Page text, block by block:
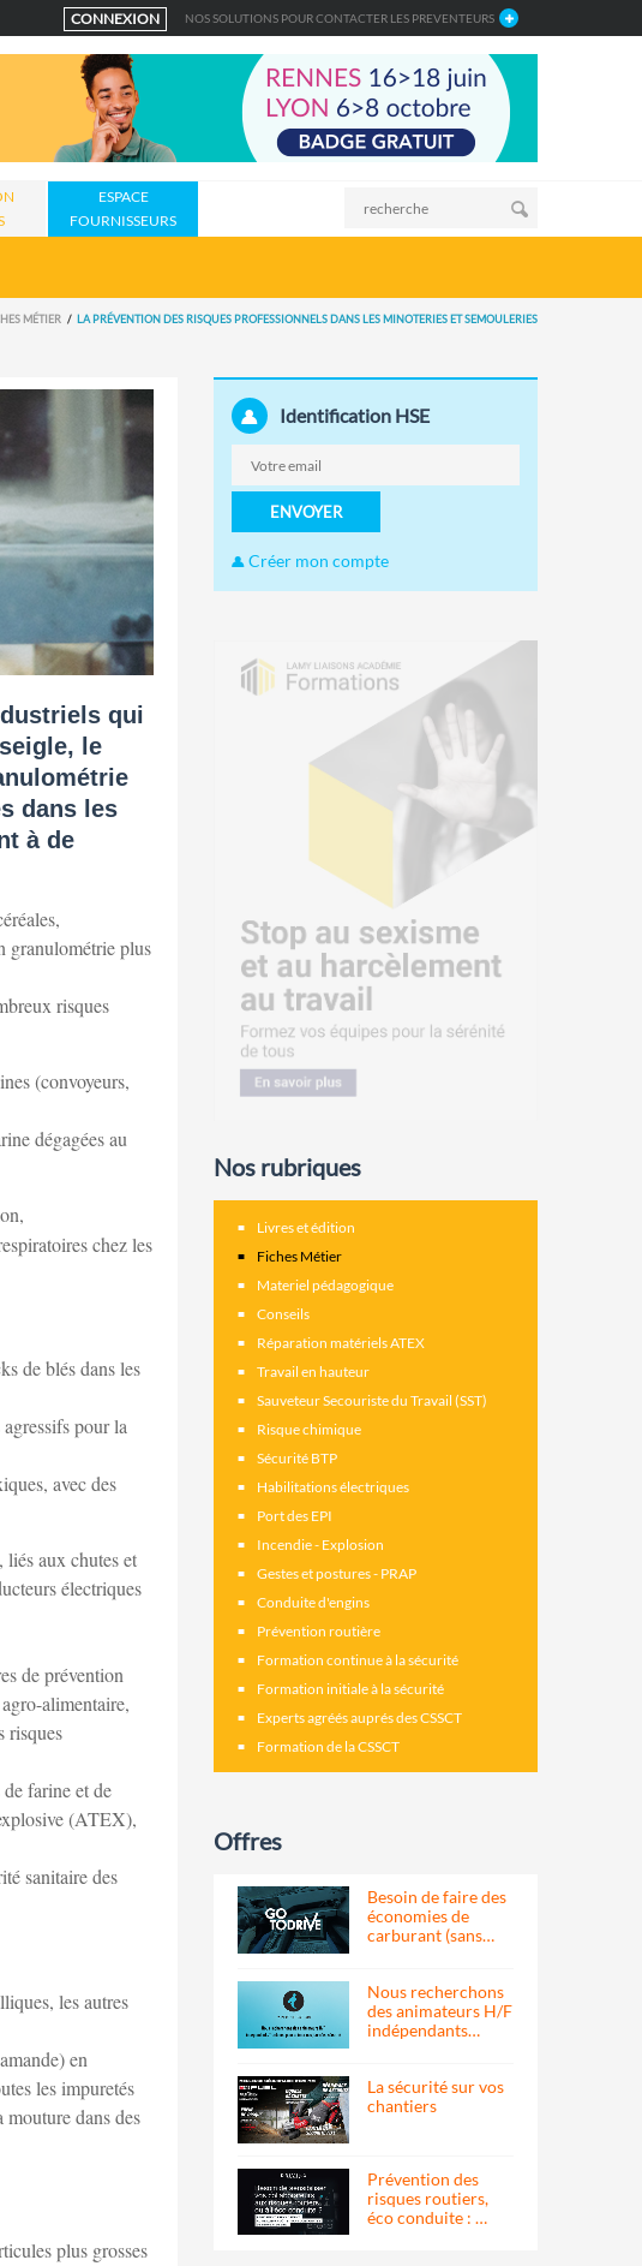
CONNEXION NOS SOLUTIONS POUR CONTACTER LES PREVENTEURS
ESPACE
FOURNISSEURS
MÉTIER LA PRÉVENTION DES RISQUES PROFESSIONNELS DANS LES MINOTERIES ET SEMOULERIES
qui
le
dans les
à de
granulométrie plus
risques
(convoyeurs,
dégagées au
chez les
de blés dans les
pour la
avec des
liés aux chutes et
électriques
de prévention
alimentaire,
risques
farine et de
(ATEX),
sanitaire des
les autres
en
les impuretés
dans des
plus grosses
Identification HSE
ENVOYER
Créer mon compte
Nos rubriques
Livres et édition
Fiches Métier
Materiel pédagogique
Conseils
Réparation matériels ATEX
Travail en hauteur
Sauveteur Secouriste du Travail (SST)
Risque chimique
Sécurité BTP
Habilitations électriques
Port des EPI
Incendie - Explosion
Gestes et postures - PRAP
Conduite d'engins
Prévention routière
Formation continue à la sécurité
Formation initiale à la sécurité
Experts agréés auprés des CSSCT
Formation de la CSSCT
Offres
Besoin de faire des
économies de
carburant (sans…
Nous recherchons
des animateurs H/F
indépendants…
La sécurité sur vos
chantiers
Prévention des
risques routiers,
éco conduite : …